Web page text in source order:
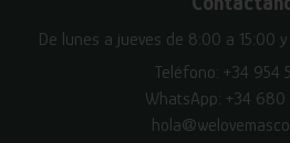
De lunes a jueves de 8:00 a 15:00
Teléfono: +34 954
WhatsApp: +34 680